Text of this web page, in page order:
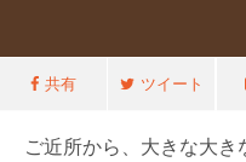
共有 ツイート
ご近所から、大きな大